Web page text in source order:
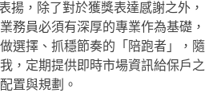
揚，除了對於獲獎表達感謝之外，
務員必須有深厚的專業作為基礎，
選擇、抓穩節奏的「陪跑者」，隨
，定期提供即時市場資訊給保戶之
置與規劃。